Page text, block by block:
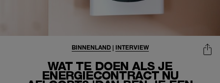
WAT TE DOEN ALS JE
ENERGIECONTRACT NU
BINNENLAND| INTERVIEW